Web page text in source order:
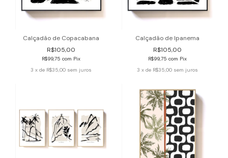
Calçadão de Copacabana
R$105,00
R$99,75 com Pix
3 x de R$35,00 sem juros
Calçadão de Ipanema
R$105,00
R$99,75 com Pix
3 x de R$35,00 sem juros